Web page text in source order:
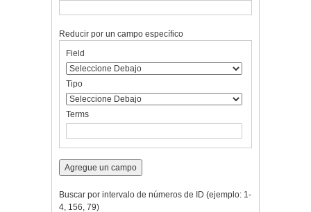
rows
"Reducir
por
específico":
1
Reducir por un campo específico
de
búsqueda
de
búsqueda
de
búsqueda
de
Búsqueda
Field
Tipo
Terms
Agregue un campo
Buscar por intervalo de números de ID (ejemplo: 1-
4, 156, 79)